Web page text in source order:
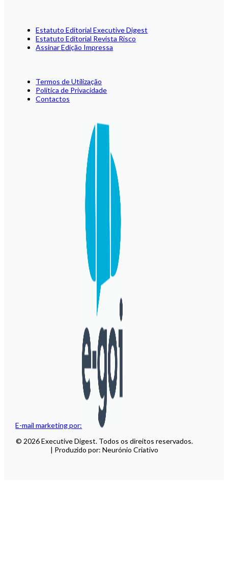
E-mail marketing por:
Estatuto Editorial Executive Digest
Estatuto Editorial Revista Risco
Assinar Edição Impressa
Termos de Utilização
Política de Privacidade
Contactos
© 2026 Executive Digest. Todos os direitos reservados.
| Produzido por: Neurónio Criativo